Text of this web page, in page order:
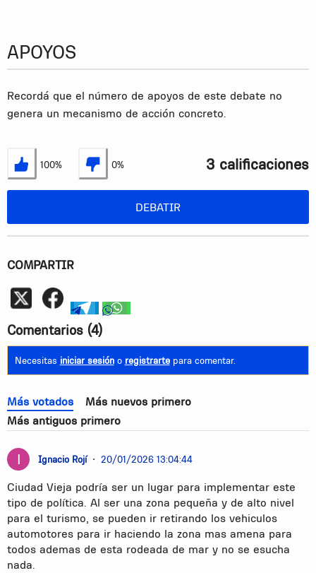
APOYOS
Recordá que el número de apoyos de este debate no
genera un mecanismo de acción concreto.
Estoy de acuerdo
100%
No estoy de acuerdo
0% 3 calificaciones
DEBATIR
COMPARTIR
telegramwhatsapp
Comentarios (4)
Necesitas iniciar sesióno registrartepara comentar.
Más votados
Más nuevos primero
Más antiguos primero
Ignacio Rojí• 20/01/2026 13:04:44
Ciudad Vieja podría ser un lugar para implementar este
tipo de política. Al ser una zona pequeña y de alto nivel
para el turismo, se pueden ir retirando los vehiculos
automotores para ir haciendo la zona mas amena para
todos ademas de esta rodeada de mar y no se esucha
nada.